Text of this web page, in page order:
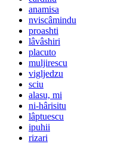
anamisa
nviscâmindu
proashti
lâvâshiri
placuto
muljirescu
vigljedzu
sciu
alasu, mi
ni-hârisitu
lâptuescu
ipuhii
rizari